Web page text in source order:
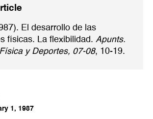
El desarrollo de las
físicas. La flexibilidad. Apunts.
y Deportes, 07-08, 10-19.
1, 1987